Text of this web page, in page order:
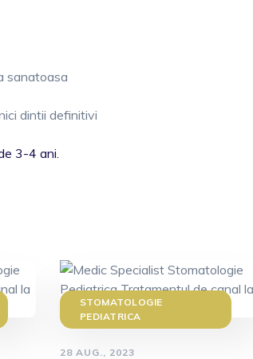
sanatoasa
dintii definitivi
3-4 ani.
STOMATOLOGIE
PEDIATRICA
28 AUG., 2023